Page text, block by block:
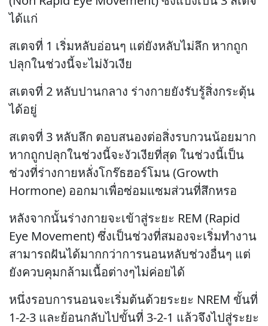
ได้แก่
สเตจที่ 1 เริ่มหลับอ่อนๆ แต่ยังหลับไม่ลึก หากถูก
ปลุกในช่วงนี้จะไม่งัวเงีย
สเตจที่ 2 หลับปานกลาง ร่างกายยังรับรู้สิ่งกระตุ้น
ได้อยู่
สเตจที่ 3 หลับลึก ตอบสนองต่อสิ่งรบกวนน้อยมาก
หากถูกปลุกในช่วงนี้จะงัวเงียที่สุด ในช่วงนี้เป็น
ช่วงที่ร่างกายหลั่งโกร๊ธฮอร์โมน (Growth
Hormone) ออกมาเพื่อซ่อมแซมส่วนที่สึกหรอ
หลังจากนั้นร่างกายจะเข้าสู่ระยะ REM (Rapid
Eye Movement) ซึ่งเป็นช่วงที่สมองจะเริ่มทำงาน
สามารถฝันได้มากกว่าการนอนหลับช่วงอื่นๆ แต่
ยังควบคุมกล้ามเนื้อต่างๆไม่ค่อยได้
หนึ่งรอบการนอนจะเริ่มต้นด้วยระยะ NREM ขั้นที่
1-2-3 และย้อนกลับไปขั้นที่ 3-2-1 แล้วจึงไปสู่ระยะ